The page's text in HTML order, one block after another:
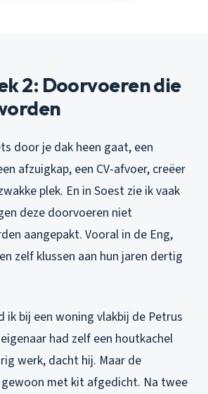
2: Doorvoeren die
door je dak heen gaat, een
afzuigkap, een CV-afvoer, creëer
plek. En in Soest zie ik vaak
deze doorvoeren niet
aangepakt. Vooral in de Eng,
zelf klussen aan hun jaren dertig
ik bij een woning vlakbij de Petrus
had zelf een houtkachel
werk, dacht hij. Maar de
met kit afgedicht. Na twee